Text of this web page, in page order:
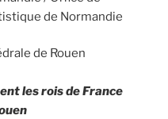
de Normandie
de Rouen
les rois de France